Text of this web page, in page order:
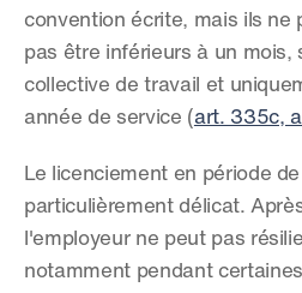
convention écrite, mais ils ne
pas être inférieurs à un mois,
collective de travail et
année de service (art. 335c,
Le licenciement en période
particulièrement délicat.
l'employeur ne peut pas
notamment pendant